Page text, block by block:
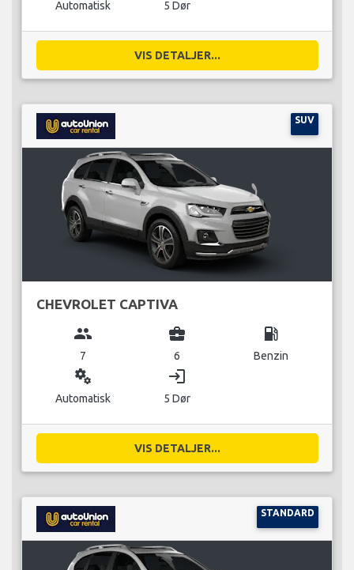
Automatisk 5 Dør
VIS DETALJER...
SUV
CHEVROLET CAPTIVA
group
7
business_center
6
local_gas_station
Benzin
miscellaneous_services
Automatisk
login
5 Dør
VIS DETALJER...
STANDARD